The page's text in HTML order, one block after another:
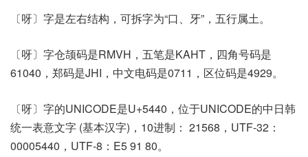
〔呀〕字是左右结构，可拆字为“口、牙”，五行属土。
〔呀〕字仓颉码是RMVH，五笔是KAHT，四角号码是
61040，郑码是JHI，中文电码是0711，区位码是4929。
〔呀〕字的UNICODE是U+5440，位于UNICODE的中日韩
统一表意文字 (基本汉字)，10进制： 21568，UTF-32：
00005440，UTF-8：E5 91 80。